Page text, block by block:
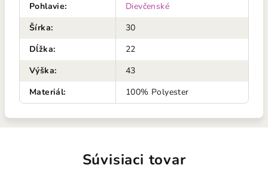
Pohlavie:
Dievčenské
Šírka:
30
Dĺžka:
22
Výška:
43
Materiál: 100% Polyester
Súvisiaci tovar